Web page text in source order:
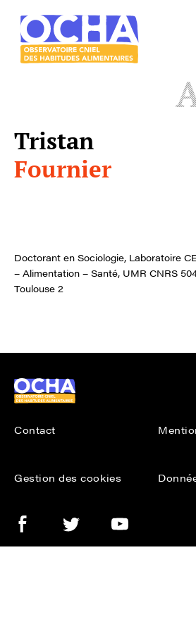
Tristan
Fournier
Doctorant en Sociologie, Laboratoire
– Alimentation – Santé, UMR CNRS
Toulouse 2
Ocha
Contact
Gestion des cookies
FacebookTwitter Youtube